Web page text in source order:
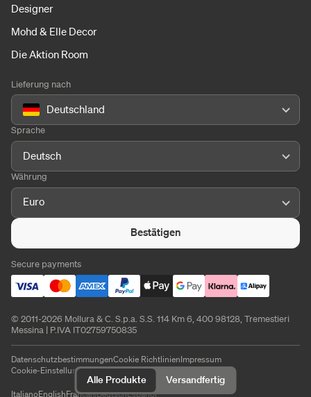
Alle Produkte Versandfertig
Designer
Mohd & Elle Decor
Die Aktion Room
Lieferung nach
Deutschland
Sprache
Deutsch
Währung
Euro
Bestätigen
Secure payments
© 2011-2026 Mollura & C. S.p.a. S.S. 114 Km 6, 400 98128, Tremestieri
Messina | P.IVA IT02759750835
DatenschutzbestimmungenCookie RichtlinienImpressum
Cookie-Einstellungen
ItalianoEnglishFrançaisDeutschEspañol